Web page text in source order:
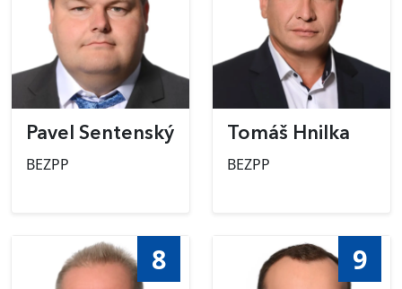
Pavel Sentenský
BEZPP
Tomáš Hnilka
BEZPP
8 9